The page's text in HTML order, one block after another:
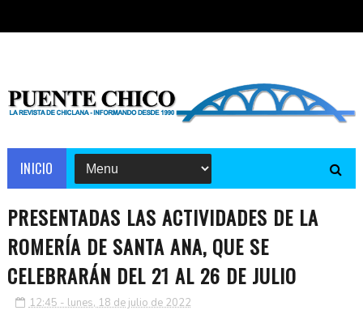
INICIO
PRESENTADAS LAS ACTIVIDADES DE LA
ROMERÍA DE SANTA ANA, QUE SE
CELEBRARÁN DEL 21 AL 26 DE JULIO
12:45 - lunes, 18 de julio de 2022